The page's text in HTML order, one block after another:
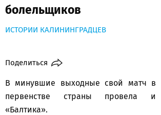
болельщиков
ИСТОРИИ КАЛИНИНГРАДЦЕВ
Поделиться
В минувшие выходные свой матч в
первенстве страны провела и
«Балтика».